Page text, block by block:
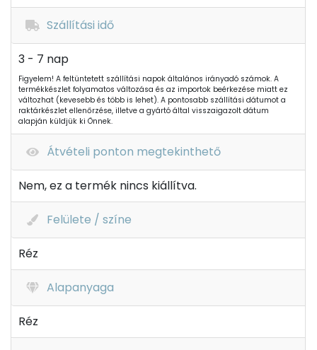
Szállítási idő
3 - 7 nap
Figyelem! A feltüntetett szállítási napok általános irányadó számok. A
termékkészlet folyamatos változása és az importok beérkezése miatt ez
változhat (kevesebb és több is lehet). A pontosabb szállítási dátumot a
raktárkészlet ellenőrzése, illetve a gyártó által visszaigazolt dátum
alapján küldjük ki Önnek.
Átvételi ponton megtekinthető
Nem, ez a termék nincs kiállítva.
Felülete / színe
Réz
Alapanyaga
Réz